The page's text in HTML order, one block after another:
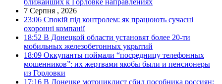
7 Серпня , 2026
23:06 Спокій під контролем: як працюють сучасні
охоронні компанії
18:52 В Донецкой области установят более 20-ти
мобильных железобетонных укрытий
18:09 Оккупанты поймали “посредницу телефонных
мошенников”: их жертвами якобы были и пенсионеры
из Горловки
17:16 В Донецке мотоциклист сбил пособника россиян: